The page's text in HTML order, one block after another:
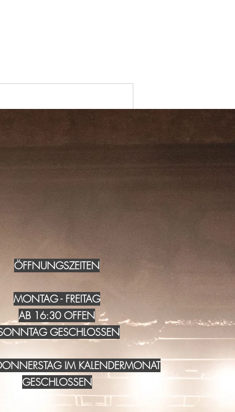
ÖFFNUNGSZEITEN
MONTAG - FREITAG
AB 16:30 OFFEN
GESCHLOSSEN
IM KALENDERMONAT
GESCHLOSSEN